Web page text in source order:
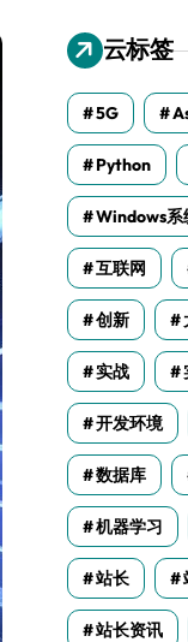
云标签
5G
Python
Windows系
互联网
创新
实战
开发环境
数据库
机器学习
站长
站长资讯